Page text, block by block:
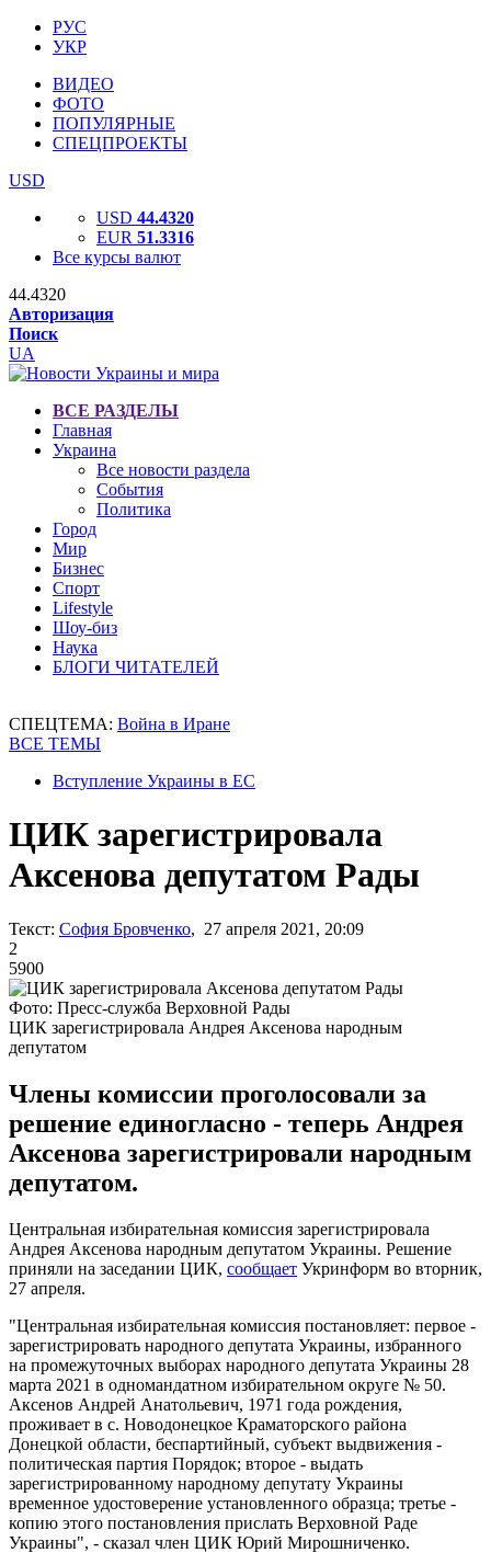
РУС
УКР
ВИДЕО
ФОТО
ПОПУЛЯРНЫЕ
СПЕЦПРОЕКТЫ
USD
USD 44.4320
EUR 51.3316
Все курсы валют
44.4320
Авторизация
Поиск
UA
ВСЕ РАЗДЕЛЫ
Главная
Украина
Все новости раздела
События
Политика
Город
Мир
Бизнес
Спорт
Lifestyle
Шоу-биз
Наука
БЛОГИ ЧИТАТЕЛЕЙ
СПЕЦТЕМА: Война в Иране
ВСЕ ТЕМЫ
Вступление Украины в ЕС
ЦИК зарегистрировала
Аксенова депутатом Рады
Текст: София Бровченко, 27 апреля 2021, 20:09
2
5900
Фото: Пресс-служба Верховной Рады
ЦИК зарегистрировала Андрея Аксенова народным
депутатом
Члены комиссии проголосовали за
решение единогласно - теперь Андрея
Аксенова зарегистрировали народным
депутатом.
Центральная избирательная комиссия зарегистрировала
Андрея Аксенова народным депутатом Украины. Решение
приняли на заседании ЦИК, сообщает Укринформ во вторник,
27 апреля.
"Центральная избирательная комиссия постановляет: первое -
зарегистрировать народного депутата Украины, избранного
на промежуточных выборах народного депутата Украины 28
марта 2021 в одномандатном избирательном округе № 50.
Аксенов Андрей Анатольевич, 1971 года рождения,
проживает в с. Новодонецкое Краматорского района
Донецкой области, беспартийный, субъект выдвижения -
политическая партия Порядок; второе - выдать
зарегистрированному народному депутату Украины
временное удостоверение установленного образца; третье -
копию этого постановления прислать Верховной Раде
Украины", - сказал член ЦИК Юрий Мирошниченко.